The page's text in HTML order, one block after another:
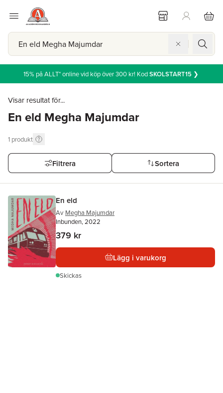
15% på ALLT* online vid köp över 300 kr! KodSKOLSTART15❯
Visar resultat för...
En eld Megha Majumdar
1 produkt
Filtrera Sortera
En eld
Av Megha Majumdar
Inbunden, 2022
379 kr
Lägg i varukorg
Skickas